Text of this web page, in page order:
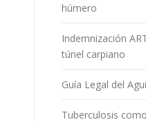
húmero
Indemnización
túnel carpiano
Guía Legal del
Tuberculosis